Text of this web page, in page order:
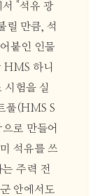
"석유 광
릴 만큼, 석
붙인 인물
HMS 하니
험을 실
풀(HMS S
로 만들어
석유를 쓰
주력 전
안에서도